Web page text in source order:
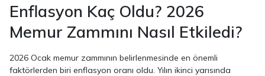
Enflasyon Kaç Oldu? 2026
Memur Zammını Nasıl Etkiledi?
2026 Ocak memur zammının belirlenmesinde en önemli
faktörlerden biri enflasyon oranı oldu. Yılın ikinci yarısında